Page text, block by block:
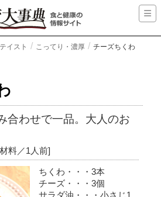
テイスト こってり・濃厚 チーズちくわ
合わせで一品。大人のお
／1人前]
ちくわ・・・3本
チーズ・・・3個